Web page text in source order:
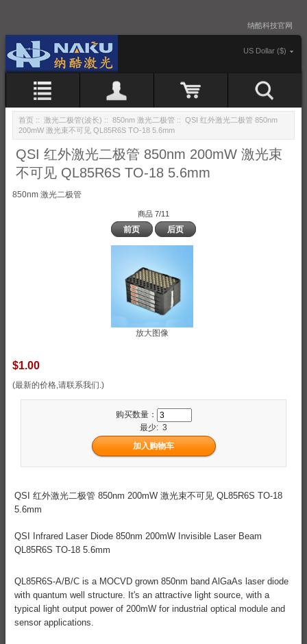
纳酷科技官网
US Dollar ($)
首页 :: 激光二极管(波长) :: 850nm 激光二极管 :: QSI 红外激光二极管 850nm
200mW 激光束不可见 QL85R6S TO-18 5.6mm
QSI 红外激光二极管 850nm 200mW 激光束
不可见 QL85R6S TO-18 5.6mm
850nm 激光二极管
商品 7/11
前页 后页
放大图像
$1.00
(最新的价格,请联系我们.)
购买数量：
最少: 3
QSI 红外激光二极管 850nm 200mW 激光束不可见 QL85R6S TO-18
5.6mm
QSI Infrared Laser Diode 850nm 200mW Invisible Laser Beam
QL85R6S TO-18 5.6mm
QL85R6S-A/B/C is a MOCVD grown 850nm band AlGaAs laser diode
with quantum well structure. It's an attractive light source, with a
typical light output power of 200mW for industrial optical module and
sensor applications.